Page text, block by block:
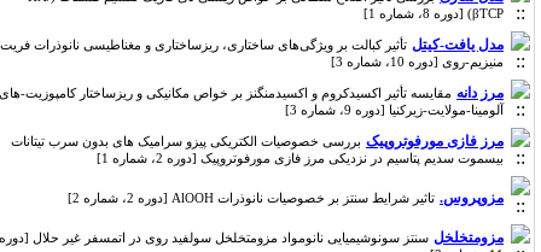
βTCP) [دوره 8، شماره 1]
مدل یافت-کیتل تأثیر کبالت بر ویژگی‌های ساختاری، ریزساختاری و مغناطیسی نانوذرات فریت
منیزیم-روی [دوره 10، شماره 3]
مرز دانه مقایسه تأثیر اکسیدکروم و اکسیدمنگنز بر خواص مکانیکی و ریزساختار کامپوزیت-های
آلومینا-مولایت-زیرکنیا [دوره 9، شماره 3]
مرز فازی مورفوتروپیک بررسی خصوصیات الکتریکی پیزو سرامیک های بدون سرب تیتانات
بیسموت سدیم پتاسیم در نزدیکی مرز فازی مورفوتروپیک [دوره 2، شماره 1]
مزوپروس. تاثیر شرایط سنتز بر خصوصیات نانوذرات AlOOH [دوره 2، شماره 2]
مزومتخلخل سنتز سونوشیمیایی نانومواد مزومتخلخل سولفید روی در اتمسفر غیر حلال [دوره